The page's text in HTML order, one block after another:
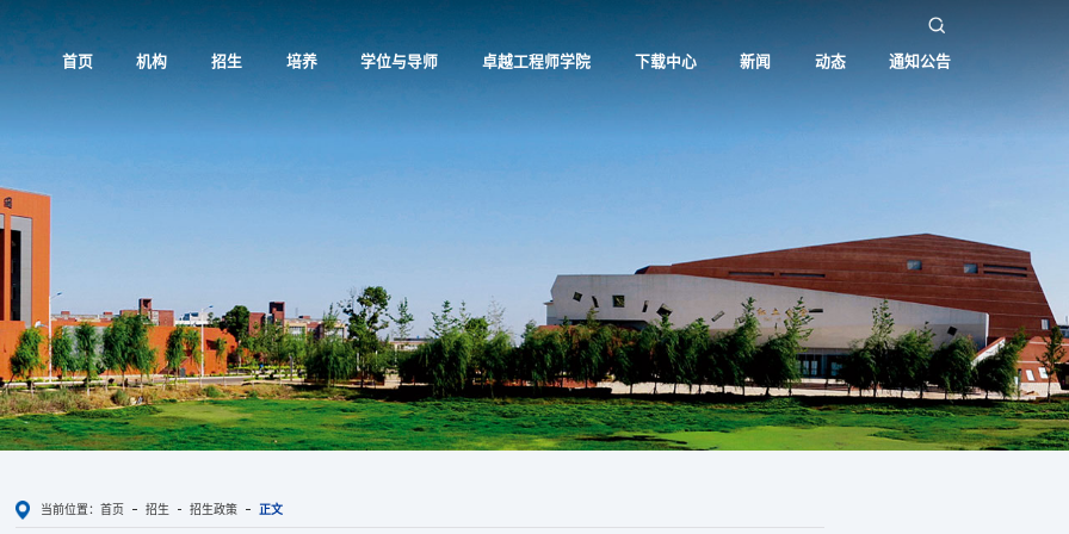
首页 机构 招生 培养 学位与导师 卓越工程师学院 下载中心 新闻 动态 通知公告
当前位置： 首页 招生 招生政策 正文